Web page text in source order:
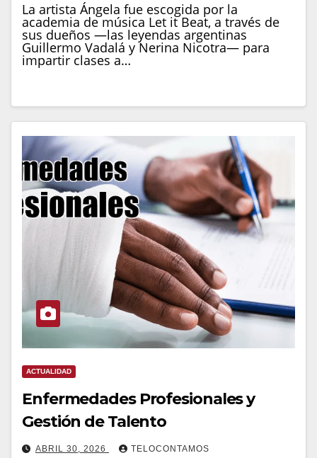
La artista Ángela fue escogida por la
academia de música Let it Beat, a través de
sus dueños —las leyendas argentinas
Guillermo Vadalá y Nerina Nicotra— para
impartir clases a…
ACTUALIDAD
Enfermedades Profesionales y
Gestión de Talento
ABRIL 30, 2026 TELOCONTAMOS